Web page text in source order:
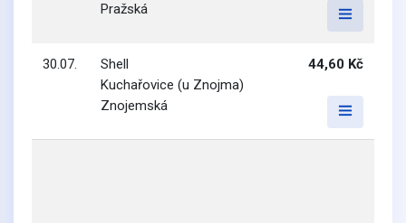
Pražská
30.07.
Shell
Kuchařovice (u Znojma)
Znojemská
44,60 Kč